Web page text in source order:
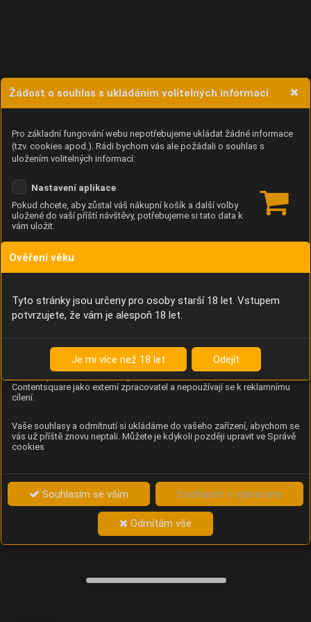
Žádost o souhlas s ukládáním volitelných informací
Pro základní fungování webu nepotřebujeme ukládat žádné informace
(tzv. cookies apod.). Rádi bychom vás ale požádali o souhlas s
uložením volitelných informací:
Nastavení aplikace
Pokud chcete, aby zůstal váš nákupní košík a další volby
uložené do vaší příští návštěvy, potřebujeme si tato data k
vám uložit.
Anonymní unikátní ID
Díky němu příště poznáme, že se jedná o stejné zařízení, a
Identifikátor je zcela anonymní.
Analýza chování návštěvníků na webu (pohyb kurzoru,
kliknutí, procházení stránek a heatmapy), která
provozovateli e-shopu Betelné škopek pomáhá zlepšovat
Contentsquare jako externí zpracovatel a nepoužívají se k reklamnímu
cílení.
Vaše souhlasy a odmítnutí si ukládáme do vašeho zařízení, abychom se
vás už příště znovu neptali. Můžete je kdykoli později upravit ve Správě
cookies
Souhlasím se vším Souhlasím s vybranými
Odmítám vše
Ověření věku
Tyto stránky jsou určeny pro osoby starší 18 let. Vstupem
potvrzujete, že vám je alespoň 18 let.
Je mi více než 18 let Odejít